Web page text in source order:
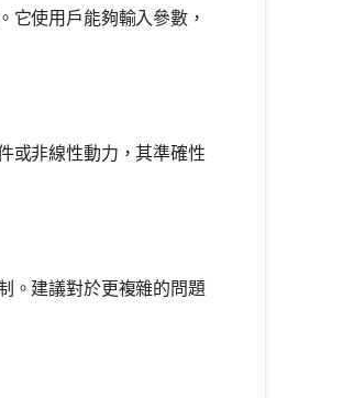
它使用戶能夠輸入參數，
或非線性動力，其準確性
。建議對於更複雜的問題